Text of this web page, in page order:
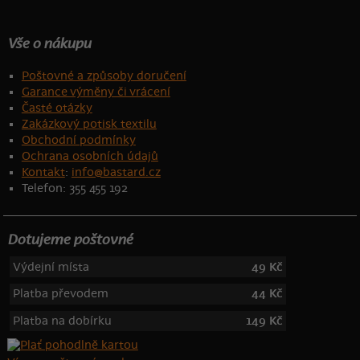
Vše o nákupu
Poštovné a způsoby doručení
Garance výměny či vrácení
Časté otázky
Zakázkový potisk textilu
Obchodní podmínky
Ochrana osobních údajů
Kontakt: info@bastard.cz
Telefon: 355 455 192
Dotujeme poštovné
Výdejní místa
49 Kč
Platba převodem
44 Kč
Platba na dobírku
149 Kč